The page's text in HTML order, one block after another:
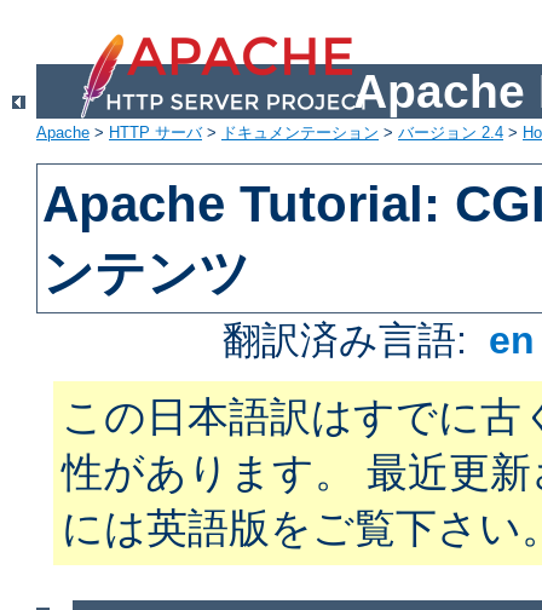
Apache
Apache > HTTP サーバ> ドキュメンテーション > バージョン 2.4 >
Apache Tutorial:
ンテンツ
翻訳済み言語:
この日本語訳はすでに古
性があります。 最近更
には英語版をご覧下さい